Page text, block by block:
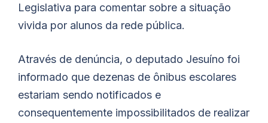
Legislativa para comentar sobre a situação
vivida por alunos da rede pública.
Através de denúncia, o deputado Jesuíno foi
informado que dezenas de ônibus escolares
estariam sendo notificados e
consequentemente impossibilitados de realizar